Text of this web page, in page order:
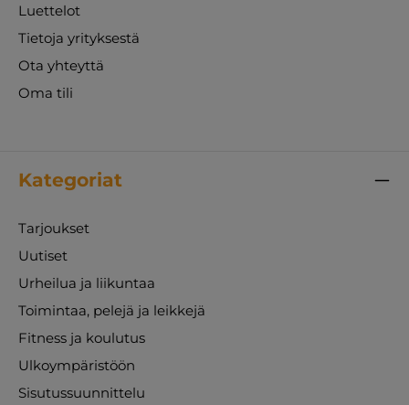
Luettelot
Tietoja yrityksestä
Ota yhteyttä
Oma tili
Kategoriat
Tarjoukset
Uutiset
Urheilua ja liikuntaa
Toimintaa, pelejä ja leikkejä
Fitness ja koulutus
Ulkoympäristöön
Sisutussuunnittelu